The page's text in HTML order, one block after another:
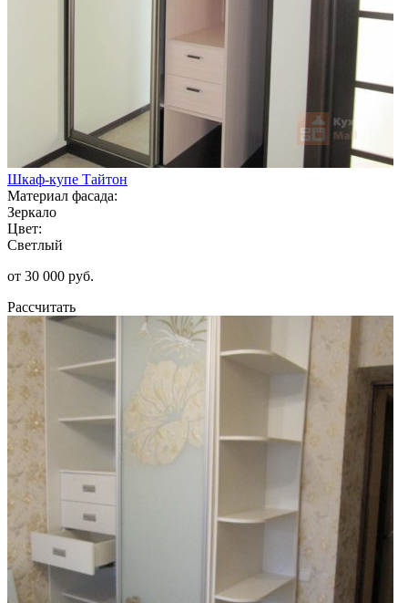
Шкаф-купе Тайтон
Материал фасада:
Зеркало
Цвет:
Светлый
от 30 000 руб.
Рассчитать